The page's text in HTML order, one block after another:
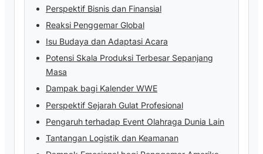
Perspektif Bisnis dan Finansial
Reaksi Penggemar Global
Isu Budaya dan Adaptasi Acara
Potensi Skala Produksi Terbesar Sepanjang
Masa
Dampak bagi Kalender WWE
Perspektif Sejarah Gulat Profesional
Pengaruh terhadap Event Olahraga Dunia Lain
Tantangan Logistik dan Keamanan